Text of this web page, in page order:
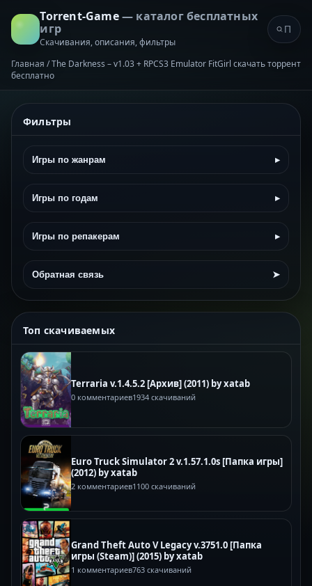
Torrent-Game— каталог бесплатных
игр
Скачивания, описания, фильтры
Главная /The Darkness – v1.03 + RPCS3 Emulator FitGirl скачать торрент
бесплатно
Фильтры
Игры по жанрам ▸
Игры по годам ▸
Игры по репакерам ▸
Обратная связь ➤
Топ скачиваемых
Terraria v.1.4.5.2 [Архив] (2011) by xatab
0 комментариев1934 скачиваний
Euro Truck Simulator 2 v.1.57.1.0s [Папка игры]
(2012) by xatab
2 комментариев1100 скачиваний
Grand Theft Auto V Legacy v.3751.0 [Папка
игры (Steam)] (2015) by xatab
1 комментариев763 скачиваний